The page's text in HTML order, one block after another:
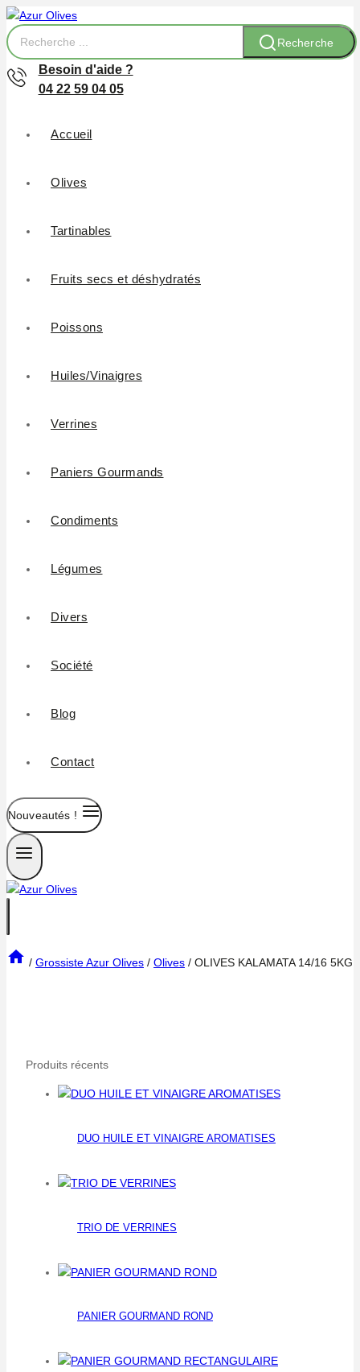
Recherche
Besoin d'aide ?
04 22 59 04 05
Accueil
Olives
Tartinables
Fruits secs et déshydratés
Poissons
Huiles/Vinaigres
Verrines
Paniers Gourmands
Condiments
Légumes
Divers
Société
Blog
Contact
Nouveautés !
/ Grossiste Azur Olives / Olives / OLIVES KALAMATA 14/16 5KG
Produits récents
DUO HUILE ET VINAIGRE AROMATISES
TRIO DE VERRINES
PANIER GOURMAND ROND